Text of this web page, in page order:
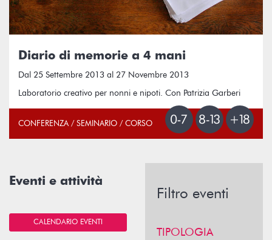
Diario di memorie a 4 mani
Dal 25 Settembre 2013 al 27 Novembre 2013
Laboratorio creativo per nonni e nipoti. Con Patrizia Garberi
CONFERENZA / SEMINARIO / CORSO
Eventi e attività
CALENDARIO EVENTI
Filtro eventi
TIPOLOGIA